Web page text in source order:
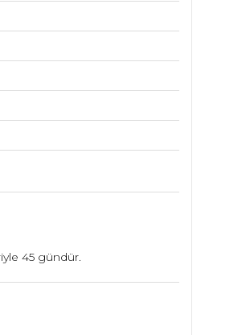
45 gündür.